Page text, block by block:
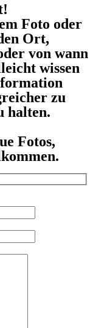
Foto oder
Ort,
von wann
wissen
zu
halten.
Fotos,